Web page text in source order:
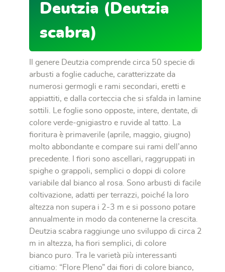
Deutzia (Deutzia
scabra)
Il genere Deutzia comprende circa 50 specie di
arbusti a foglie caduche, caratterizzate da
numerosi germogli e rami secondari, eretti e
appiattiti, e dalla corteccia che si sfalda in lamine
sottili. Le foglie sono opposte, intere, dentate, di
colore verde-gnigiastro e ruvide al tatto. La
ﬁoritura è primaverile (aprile, maggio, giugno)
molto abbondante e compare sui rami dell’anno
precedente. I ﬁori sono ascellari, raggruppati in
spighe o grappoli, semplici o doppi di colore
variabile dal bianco al rosa. Sono arbusti di facile
coltivazione, adatti per terrazzi, poiché la loro
altezza non supera i 2-3 m e si possono potare
annualmente in modo da contenerne la crescita.
Deutzia scabra raggiunge uno sviluppo di circa 2
m in altezza, ha ﬁori semplici, di colore
bianco puro. Tra le varietà più interessanti
citiamo: “Flore Pleno” dai ﬁori di colore bianco,